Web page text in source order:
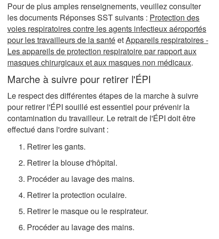
Pour de plus amples renseignements, veuillez consulter
les documents Réponses SST suivants : Protection des
voies respiratoires contre les agents infectieux aéroportés
pour les travailleurs de la santéetAppareils respiratoires -
Les appareils de protection respiratoire par rapport aux
masques chirurgicaux et aux masques non médicaux.
Marche à suivre pour retirer l'ÉPI
Le respect des différentes étapes de la marche à suivre
pour retirer l'ÉPI souillé est essentiel pour prévenir la
contamination du travailleur. Le retrait de l'ÉPI doit être
effectué dans l'ordre suivant :
Retirer les gants.
Retirer la blouse d'hôpital.
Procéder au lavage des mains.
Retirer la protection oculaire.
Retirer le masque ou le respirateur.
Procéder au lavage des mains.